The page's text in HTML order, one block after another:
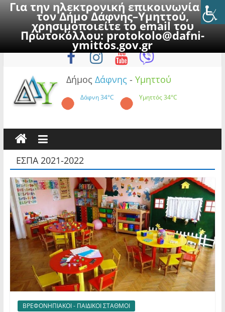
Για την ηλεκτρονική επικοινωνία με
τον Δήμο Δάφνης–Υμηττού,
χρησιμοποιείτε το email του
Πρωτοκόλλου:protokolo@dafni-
ymittos.gov.gr
to
Πέμπτη, 6 Αυγούστου 2026
Δήμος Δάφνης - Υμηττού
Δάφνη34°C Υμηττός34°C
ΕΣΠΑ 2021-2022
ΒΡΕΦΟΝΗΠΙΑΚΟΙ - ΠΑΙΔΙΚΟΙ ΣΤΑΘΜΟΙ